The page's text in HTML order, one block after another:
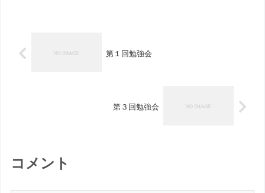
第１回勉強会
第３回勉強会
コメント